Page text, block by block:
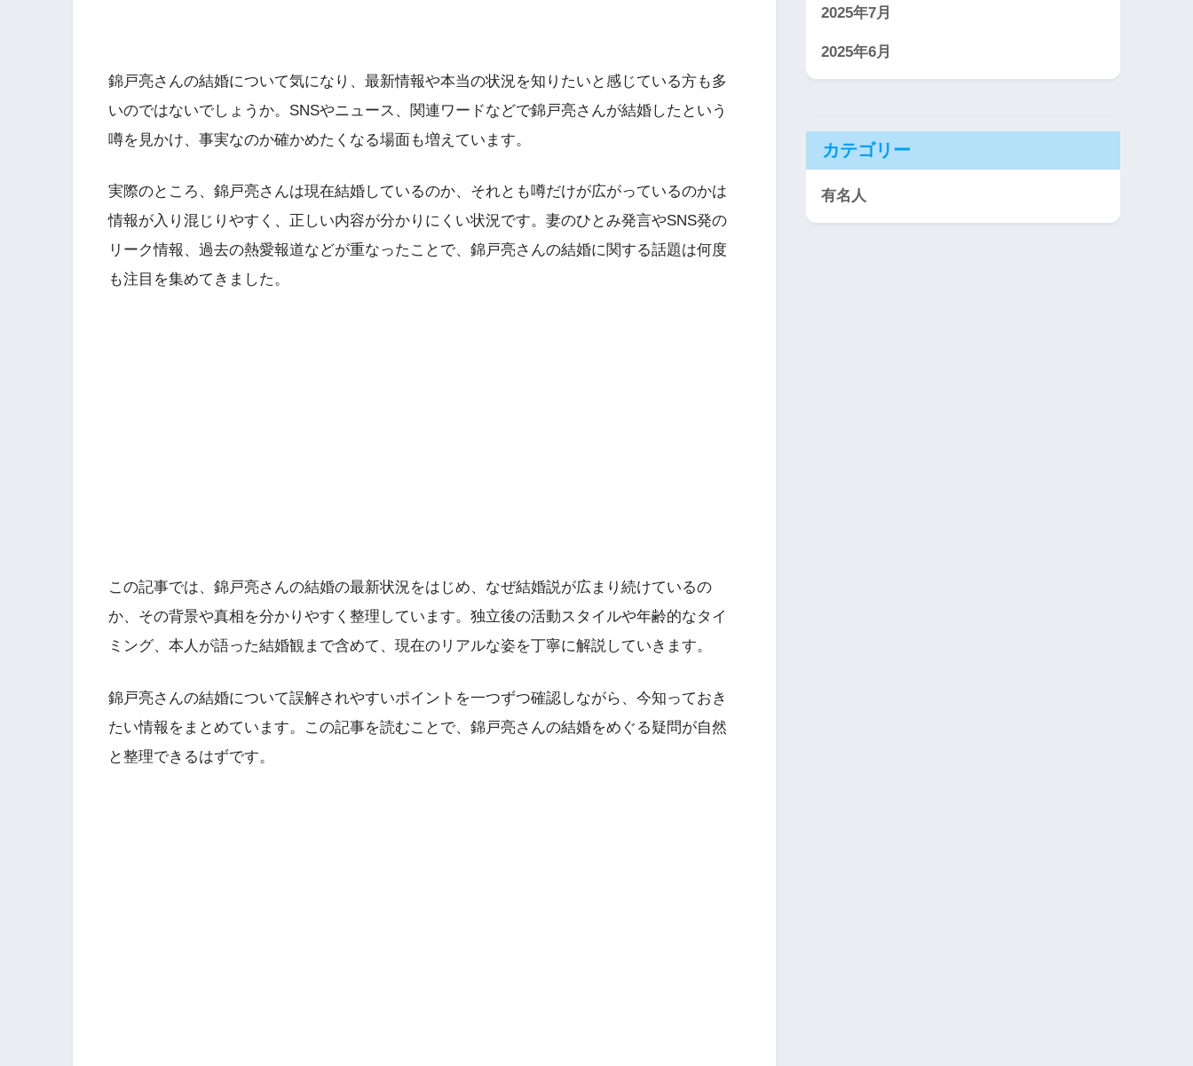
錦戸亮さんの結婚について気になり、最新情報や本当の状況を知りたいと感じている方も多
いのではないでしょうか。SNSやニュース、関連ワードなどで錦戸亮さんが結婚したという
噂を見かけ、事実なのか確かめたくなる場面も増えています。
実際のところ、錦戸亮さんは現在結婚しているのか、それとも噂だけが広がっているのかは
情報が入り混じりやすく、正しい内容が分かりにくい状況です。妻のひとみ発言やSNS発の
リーク情報、過去の熱愛報道などが重なったことで、錦戸亮さんの結婚に関する話題は何度
も注目を集めてきました。
この記事では、錦戸亮さんの結婚の最新状況をはじめ、なぜ結婚説が広まり続けているの
か、その背景や真相を分かりやすく整理しています。独立後の活動スタイルや年齢的なタイ
ミング、本人が語った結婚観まで含めて、現在のリアルな姿を丁寧に解説していきます。
錦戸亮さんの結婚について誤解されやすいポイントを一つずつ確認しながら、今知っておき
たい情報をまとめています。この記事を読むことで、錦戸亮さんの結婚をめぐる疑問が自然
と整理できるはずです。
2025年7月
2025年6月
カテゴリー
有名人